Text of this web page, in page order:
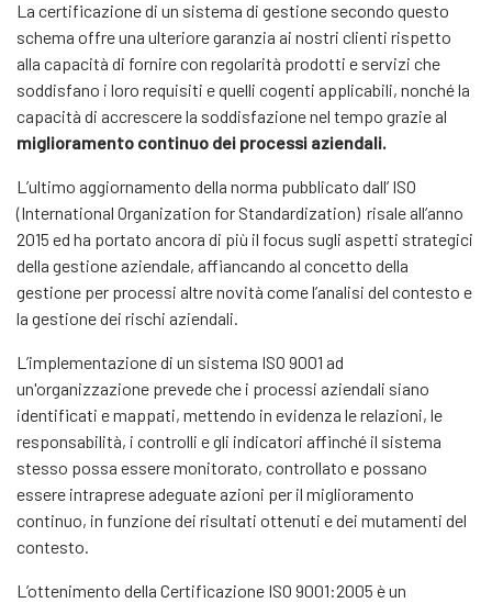
La certificazione di un sistema di gestione secondo questo
schema offre una ulteriore garanzia ai nostri clienti rispetto
alla capacità di fornire con regolarità prodotti e servizi che
soddisfano i loro requisiti e quelli cogenti applicabili, nonché la
capacità di accrescere la soddisfazione nel tempo grazie al
miglioramento continuo dei processi aziendali.
L’ultimo aggiornamento della norma pubblicato dall’ ISO
(International Organization for Standardization) risale all’anno
2015 ed ha portato ancora di più il focus sugli aspetti strategici
della gestione aziendale, affiancando al concetto della
gestione per processi altre novità come l’analisi del contesto e
la gestione dei rischi aziendali.
L’implementazione di un sistema ISO 9001 ad
un'organizzazione prevede che i processi aziendali siano
identificati e mappati, mettendo in evidenza le relazioni, le
responsabilità, i controlli e gli indicatori affinché il sistema
stesso possa essere monitorato, controllato e possano
essere intraprese adeguate azioni per il miglioramento
continuo, in funzione dei risultati ottenuti e dei mutamenti del
contesto.
L’ottenimento della Certificazione ISO 9001:2005 è un